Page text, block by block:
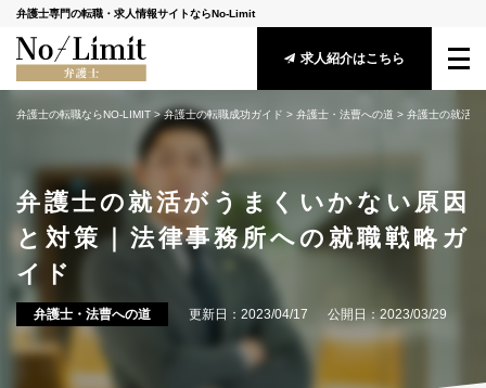
弁護士専門の転職・求人情報サイトならNo-Limit
求人紹介はこちら
転職成功ガイド
求人情報
アドバイザー紹介
安心してご利用頂くために
守秘義務に関する基本方針
弁護士の転職ならNO-LIMIT > 弁護士の転職成功ガイド > 弁護士・法曹への道 > 弁護士の就活が
弁護士の就活がうまくいかない原因
と対策｜法律事務所への就職戦略ガ
イド
弁護士・法曹への道 更新日： 2023/04/17 公開日： 2023/03/29